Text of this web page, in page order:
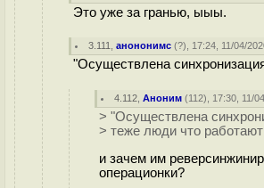
Это уже за гранью, ыыы.
3.111 ,анононимс (?), 17:24, 11/04/
"Осуществлена
4.112 ,Аноним (112), 17:30, 11/
> "Осуществлена
> теже люди что
и зачем им
операционки?